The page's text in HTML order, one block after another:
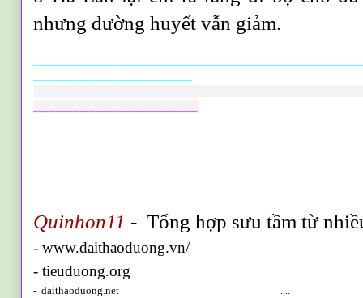
nhưng đường huyết vẫn giảm.
Quinhon11 - Tổng hợp sưu tầm từ
- www.daithaoduong.vn/
- tieuduong.org
- daithaoduong.net
....